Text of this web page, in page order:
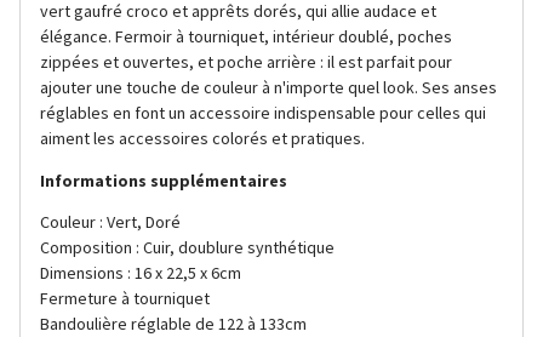
vert gaufré croco et apprêts dorés, qui allie audace et
élégance. Fermoir à tourniquet, intérieur doublé, poches
zippées et ouvertes, et poche arrière : il est parfait pour
ajouter une touche de couleur à n'importe quel look. Ses anses
réglables en font un accessoire indispensable pour celles qui
aiment les accessoires colorés et pratiques.
Informations supplémentaires
Couleur : Vert, Doré
Composition : Cuir, doublure synthétique
Dimensions : 16 x 22,5 x 6cm
Fermeture à tourniquet
Bandoulière réglable de 122 à 133cm